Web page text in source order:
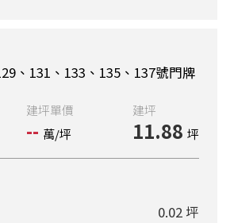
、131、133、135、137號門牌
建坪單價
-- 萬/坪
建坪
11.88 坪
0.02 坪